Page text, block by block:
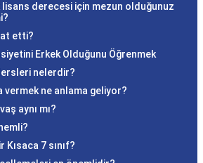
lisans derecesi için mezun olduğunuz
etti?
Erkek Olduğunu Öğrenmek
nelerdir?
vermek ne anlama geliyor?
aynı mı?
7 sınıf?